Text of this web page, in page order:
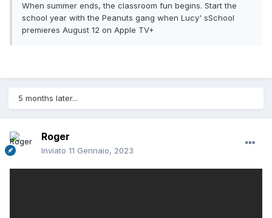
When summer ends, the classroom fun begins. Start the
school year with the Peanuts gang when Lucy' sSchool
premieres August 12 on Apple TV+
5 months later...
Roger
Inviato 11 Gennaio, 2023